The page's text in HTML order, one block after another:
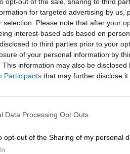
for targeted advertising by us,
selection. Please note that after your
interest-based ads based on
to third parties prior to your
of your personal information by
This information may also be
Participants that may further disclose it
Data Processing Opt Outs
opt-out of the Sharing of my personal
Decreto del Estado de
Martínez , ha explicado
concejalías del
drásticas con motivo de
vez superemos esta
de los eventos y
de dichas fiestas se
de San Martín de la Vega.
la Conejalía de
la normativa